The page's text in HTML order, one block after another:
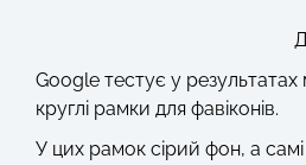
Google тестує у
круглі рамки для фавіконів.
У цих рамок сірий фон, а